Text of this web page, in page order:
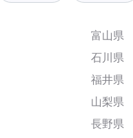
富山県
石川県
福井県
山梨県
長野県